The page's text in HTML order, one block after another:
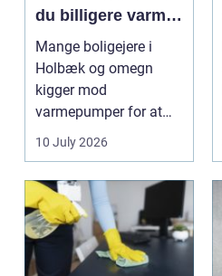
du billigere varme
og bedre
indeklima
Mange boligejere i
Holbæk og omegn
kigger mod
varmepumper for at
sænke
et sunde...
10 July 2026